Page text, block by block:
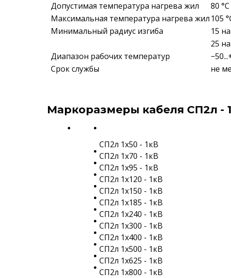
Допустимая температура нагрева жил
80 °C
Максимальная температура нагрева жил 105
Минимальный радиус изгиба
15
25
Диапазон рабочих температур
Срок службы
не
Маркоразмеры кабеля СП2л -
СП2л 1х50 - 1кВ
СП2л 1х70 - 1кВ
СП2л 1х95 - 1кВ
СП2л 1х120 - 1кВ
СП2л 1х150 - 1кВ
СП2л 1х185 - 1кВ
СП2л 1х240 - 1кВ
СП2л 1х300 - 1кВ
СП2л 1х400 - 1кВ
СП2л 1х500 - 1кВ
СП2л 1х625 - 1кВ
СП2л 1х800 - 1кВ